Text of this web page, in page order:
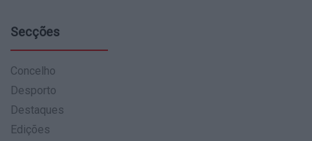
Secções
Concelho
Desporto
Destaques
Edições